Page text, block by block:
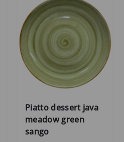
Piatto dessert java
meadow green
sango